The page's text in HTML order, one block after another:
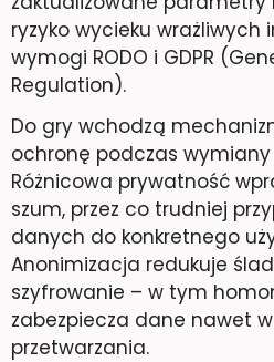
ryzyko wycieku wrażliwych
wymogi RODO i GDPR
Regulation).
Do gry wchodzą
ochronę podczas
Różnicowa prywatność
szum, przez co trudniej
danych do konkretnego
Anonimizacja redukuje
szyfrowanie – w tym
zabezpiecza dane nawet
przetwarzania.